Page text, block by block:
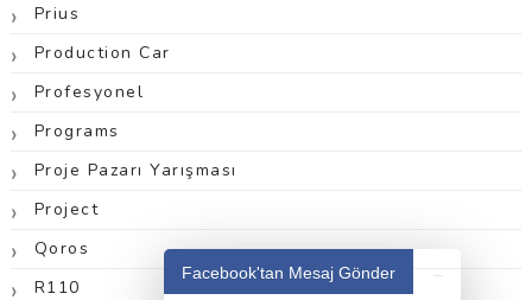
Facebook'tan Mesaj Gönder
Prius
Production Car
Profesyonel
Programs
Proje Pazarı Yarışması
Project
Qoros
R110